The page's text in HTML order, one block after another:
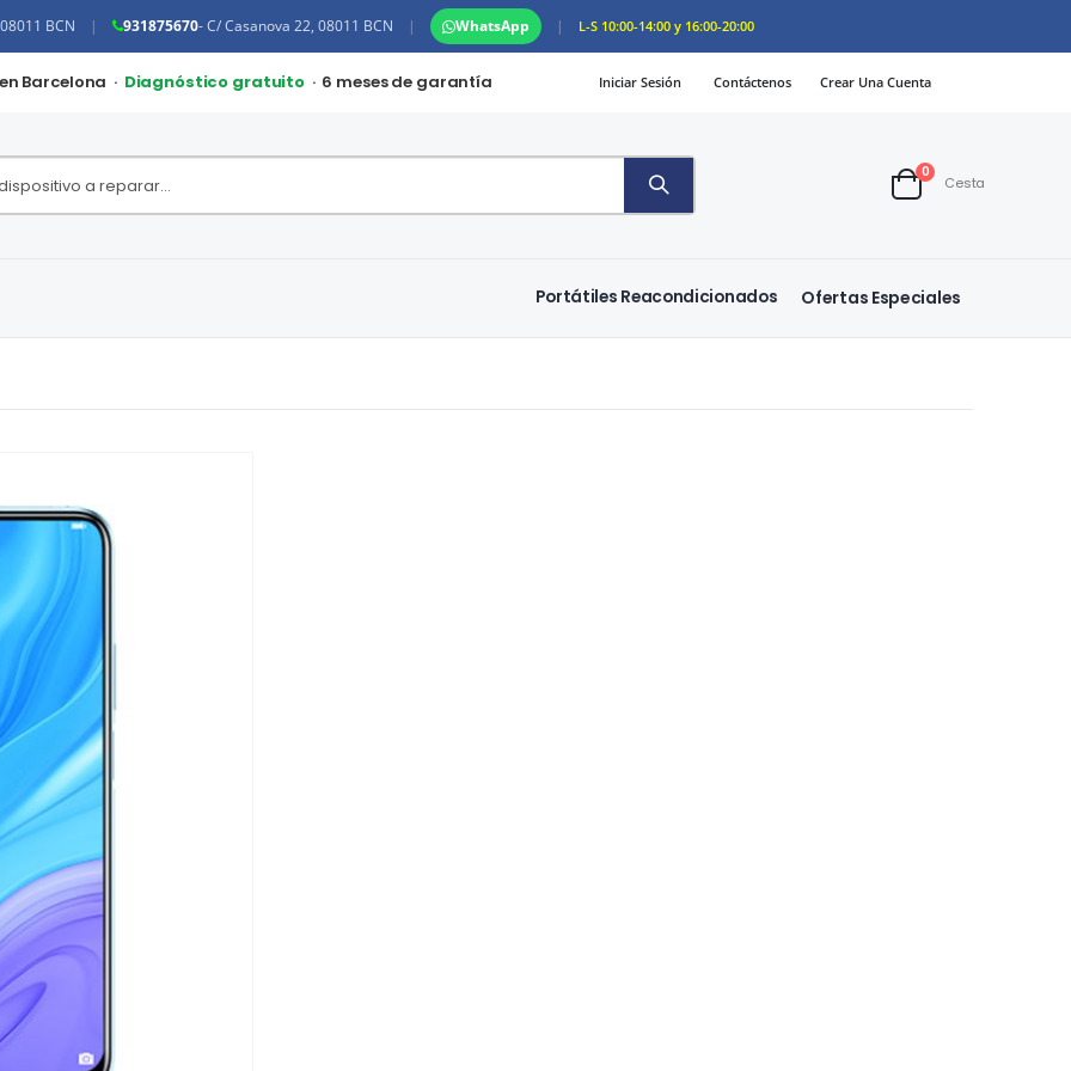
BCN | 931875670- C/ Casanova 22, 08011 BCN | WhatsApp | L-S 10:00-14:00 y 16:00-20:00
Barcelona · Diagnóstico gratuito · 6 meses de garantía Iniciar Sesión Contáctenos Crear Una Cuenta
Cart
0artículos
Cesta
Portátiles Reacondicionados Ofertas Especiales